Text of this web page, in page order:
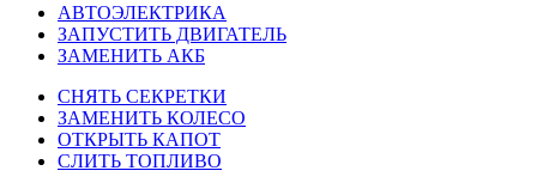
АВТОЭЛЕКТРИКА
ЗАПУСТИТЬ ДВИГАТЕЛЬ
ЗАМЕНИТЬ АКБ
СНЯТЬ СЕКРЕТКИ
ЗАМЕНИТЬ КОЛЕСО
ОТКРЫТЬ КАПОТ
СЛИТЬ ТОПЛИВО